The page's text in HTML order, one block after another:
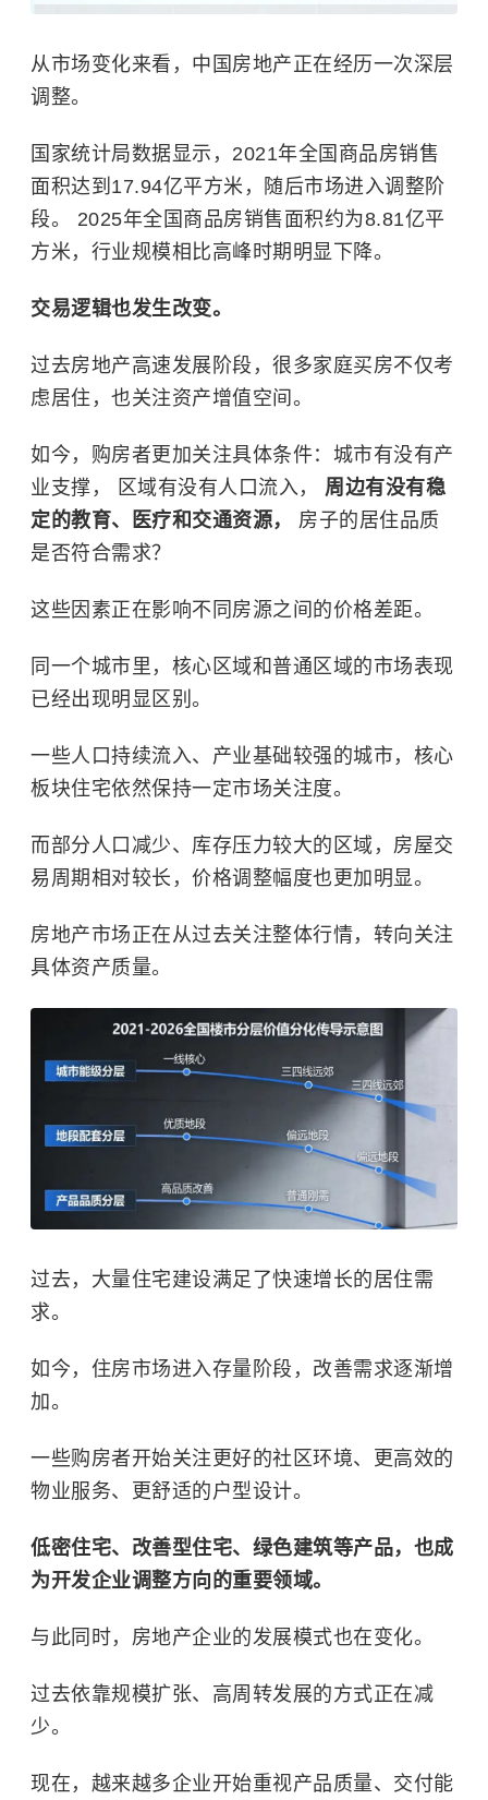
从市场变化来看，中国房地产正在经历一次深层
调整。
国家统计局数据显示，2021年全国商品房销售
面积达到17.94亿平方米，随后市场进入调整阶
段。 2025年全国商品房销售面积约为8.81亿平
方米，行业规模相比高峰时期明显下降。
交易逻辑也发生改变。
过去房地产高速发展阶段，很多家庭买房不仅考
虑居住，也关注资产增值空间。
如今，购房者更加关注具体条件：城市有没有产
业支撑， 区域有没有人口流入， 周边有没有稳
定的教育、医疗和交通资源， 房子的居住品质
是否符合需求？
这些因素正在影响不同房源之间的价格差距。
同一个城市里，核心区域和普通区域的市场表现
已经出现明显区别。
一些人口持续流入、产业基础较强的城市，核心
板块住宅依然保持一定市场关注度。
而部分人口减少、库存压力较大的区域，房屋交
易周期相对较长，价格调整幅度也更加明显。
房地产市场正在从过去关注整体行情，转向关注
具体资产质量。
过去，大量住宅建设满足了快速增长的居住需
求。
如今，住房市场进入存量阶段，改善需求逐渐增
加。
一些购房者开始关注更好的社区环境、更高效的
物业服务、更舒适的户型设计。
低密住宅、改善型住宅、绿色建筑等产品，也成
为开发企业调整方向的重要领域。
与此同时，房地产企业的发展模式也在变化。
过去依靠规模扩张、高周转发展的方式正在减
少。
现在，越来越多企业开始重视产品质量、交付能